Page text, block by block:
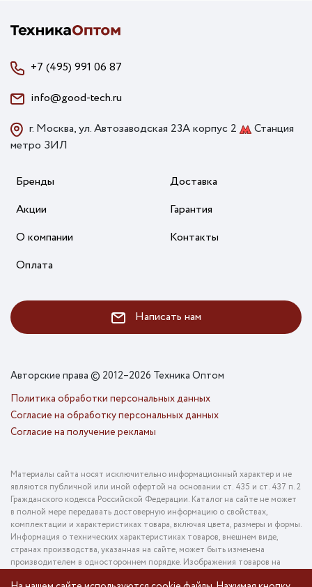
+7 (495) 991 06 87
info@good-tech.ru
г. Москва, ул. Автозаводская 23А корпус 2
Станция
метро ЗИЛ
Бренды
Акции
О компании
Оплата
Доставка
Гарантия
Контакты
Написать нам
Авторские права © 2012–2026 Техника Оптом
Политика обработки персональных данных
Согласие на обработку персональных данных
Согласие на получение рекламы
Материалы сайта носят исключительно информационный характер и не
являются публичной или иной офертой на основании ст. 435 и ст. 437 п. 2
Гражданского кодекса Российской Федерации. Каталог на сайте не может
в полной мере передавать достоверную информацию о свойствах,
комплектации и характеристиках товара, включая цвета, размеры и формы.
Информация о технических характеристиках товаров, внешнем виде,
странах производства, указанная на сайте, может быть изменена
производителем в одностороннем порядке. Изображения товаров на